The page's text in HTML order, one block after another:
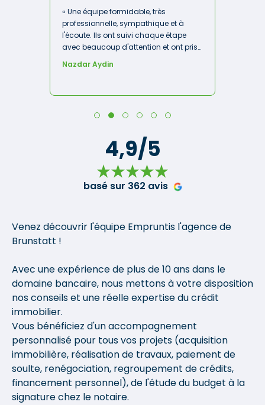
« Une équipe formidable, très
professionnelle, sympathique et à
l'écoute. Ils ont suivi chaque étape
avec beaucoup d'attention et ont pris
le temps de tout expliquer. Je les
remercie sincèrement pour leur
sans hésitation ! »
Nazdar Aydin
4,9/5
basé sur 362 avis
Venez découvrir l'équipe Empruntis l'agence de
Brunstatt !
Avec une expérience de plus de 10 ans dans le
domaine bancaire, nous mettons à votre disposition
nos conseils et une réelle expertise du crédit
immobilier.
Vous bénéficiez d'un accompagnement
personnalisé pour tous vos projets (acquisition
immobilière, réalisation de travaux, paiement de
soulte, renégociation, regroupement de crédits,
financement personnel), de l'étude du budget à la
signature chez le notaire.